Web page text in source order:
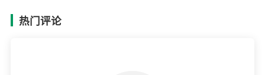
热门评论